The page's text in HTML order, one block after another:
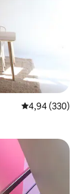
Gemiddelde
4,94 (330)